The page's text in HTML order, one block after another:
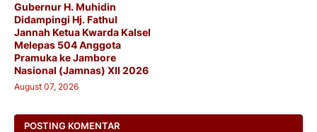
Gubernur H. Muhidin
Didampingi Hj. Fathul
Jannah Ketua Kwarda Kalsel
Melepas 504 Anggota
Pramuka ke Jambore
Nasional (Jamnas) XII 2026
August 07, 2026
POSTING KOMENTAR